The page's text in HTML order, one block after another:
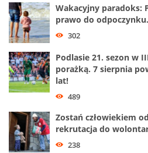
Wakacyjny paradoks:
prawo do
302
Podlasie 21. sezon w
porażką. 7 sierpnia
lat!
489
Zostań człowiekiem
rekrutacja do
238